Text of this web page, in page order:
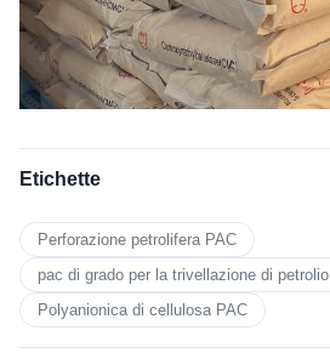
Etichette
Perforazione petrolifera PAC
pac di grado per la trivellazione di petrolio
Polyanionica di cellulosa PAC